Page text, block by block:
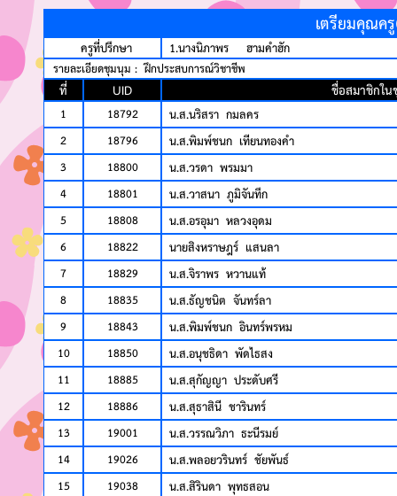
เตรียมคุณค
ครูที่ปรึกษา 1.นางนิภาพร ฮามคำฮัก
รายละเอียดชุมนุม : ฝึกประสบการณ์วิชาชีพ
ที่ UID ชื่อสมาชิกใ
1 18792 น.ส.นริสรา กมลคร
2 18796 น.ส.พิมพ์ชนก เทียนทองคำ
3 18800 น.ส.วรดา พรมมา
4 18801 น.ส.วาสนา ภูมิจันทึก
5 18808 น.ส.อรอุมา หลวงอุดม
6 18822 นายสิงหราษฎร์ แสนลา
7 18829 น.ส.จิราพร หวานแท้
8 18835 น.ส.ธัญชนิต จันทร์ลา
9 18843 น.ส.พิมพ์ชนก อินทร์พรหม
10 18850 น.ส.อนุชธิดา พัดไธสง
11 18885 น.ส.สุกัญญา ประดับศรี
12 18886 น.ส.สุธาสินี ชารินทร์
13 19001 น.ส.วรรณวิภา ธะนีรมย์
14 19026 น.ส.พลอยวรินทร์ ชัยพันธ์
15 19038 น.ส.สิรินดา พุทธสอน